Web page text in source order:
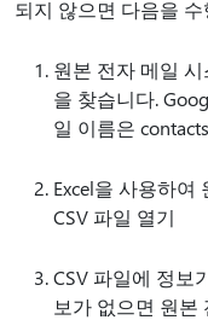
되지 않으면 다음을
원본 전자 메일
을 찾습니다.
일 이름은
Excel을 사용하여
CSV 파일 열기
CSV 파일에 정보
보가 없으면 원본